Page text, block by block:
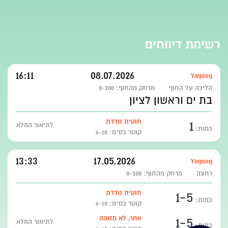
רשימת דיווחים
Yagoog
08.07.2026
16:11
הליכה על החוף מרחק מהחוף: 0-200
בת ים וראשון לציון
כמות: 1
חוטית נודדת
קוטר בס״מ: 6-10
לתיאור המלא
Yagoog
17.05.2026
13:33
רחצה מרחק מהחוף: 0-200
כמות: 1-5
חוטית נודדת
קוטר בס״מ: 6-10
כמות:1-5
אחר, לא מזוהה
לתיאור המלא